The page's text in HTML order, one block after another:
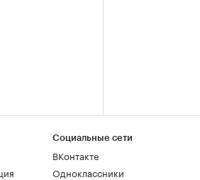
Социальные сети
ВКонтакте
Одноклассники